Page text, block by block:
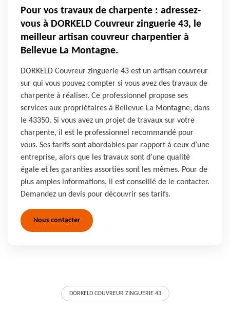
Pour vos travaux de charpente : adressez-
vous à DORKELD Couvreur zinguerie 43, le
meilleur artisan couvreur charpentier à
Bellevue La Montagne.
DORKELD Couvreur zinguerie 43 est un artisan couvreur
sur qui vous pouvez compter si vous avez des travaux de
charpente à réaliser. Ce professionnel propose ses
services aux propriétaires à Bellevue La Montagne, dans
le 43350. Si vous avez un projet de travaux sur votre
charpente, il est le professionnel recommandé pour
vous. Ses tarifs sont abordables par rapport à ceux d’une
entreprise, alors que les travaux sont d’une qualité
égale et les garanties assorties sont les mêmes. Pour de
plus amples informations, il est conseillé de le contacter.
Demandez un devis pour découvrir ses tarifs.
Nous contacter
DORKELD COUVREUR ZINGUERIE 43